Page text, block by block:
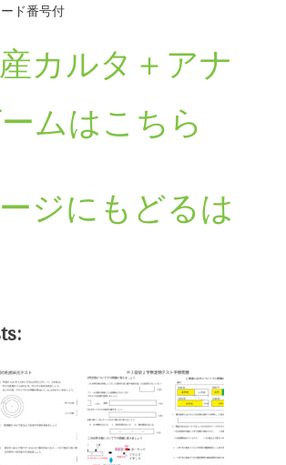
ド番号付
カルタ＋アナ
ムはこちら
ジにもどるは